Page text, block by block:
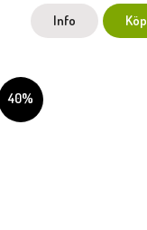
Info Köp
40%